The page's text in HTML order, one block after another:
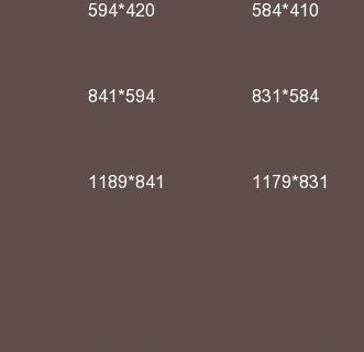
594*420 584*410
841*594 831*584
1189*841 1179*831